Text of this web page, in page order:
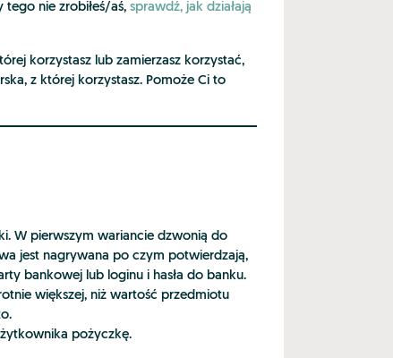
tego nie zrobiłeś/aś, sprawdź, jak działają
korzystasz lub zamierzasz korzystać,
z której korzystasz. Pomoże Ci to
W pierwszym wariancie dzwonią do
jest nagrywana po czym potwierdzają,
bankowej lub loginu i hasła do banku.
większej, niż wartość przedmiotu
pożyczkę.